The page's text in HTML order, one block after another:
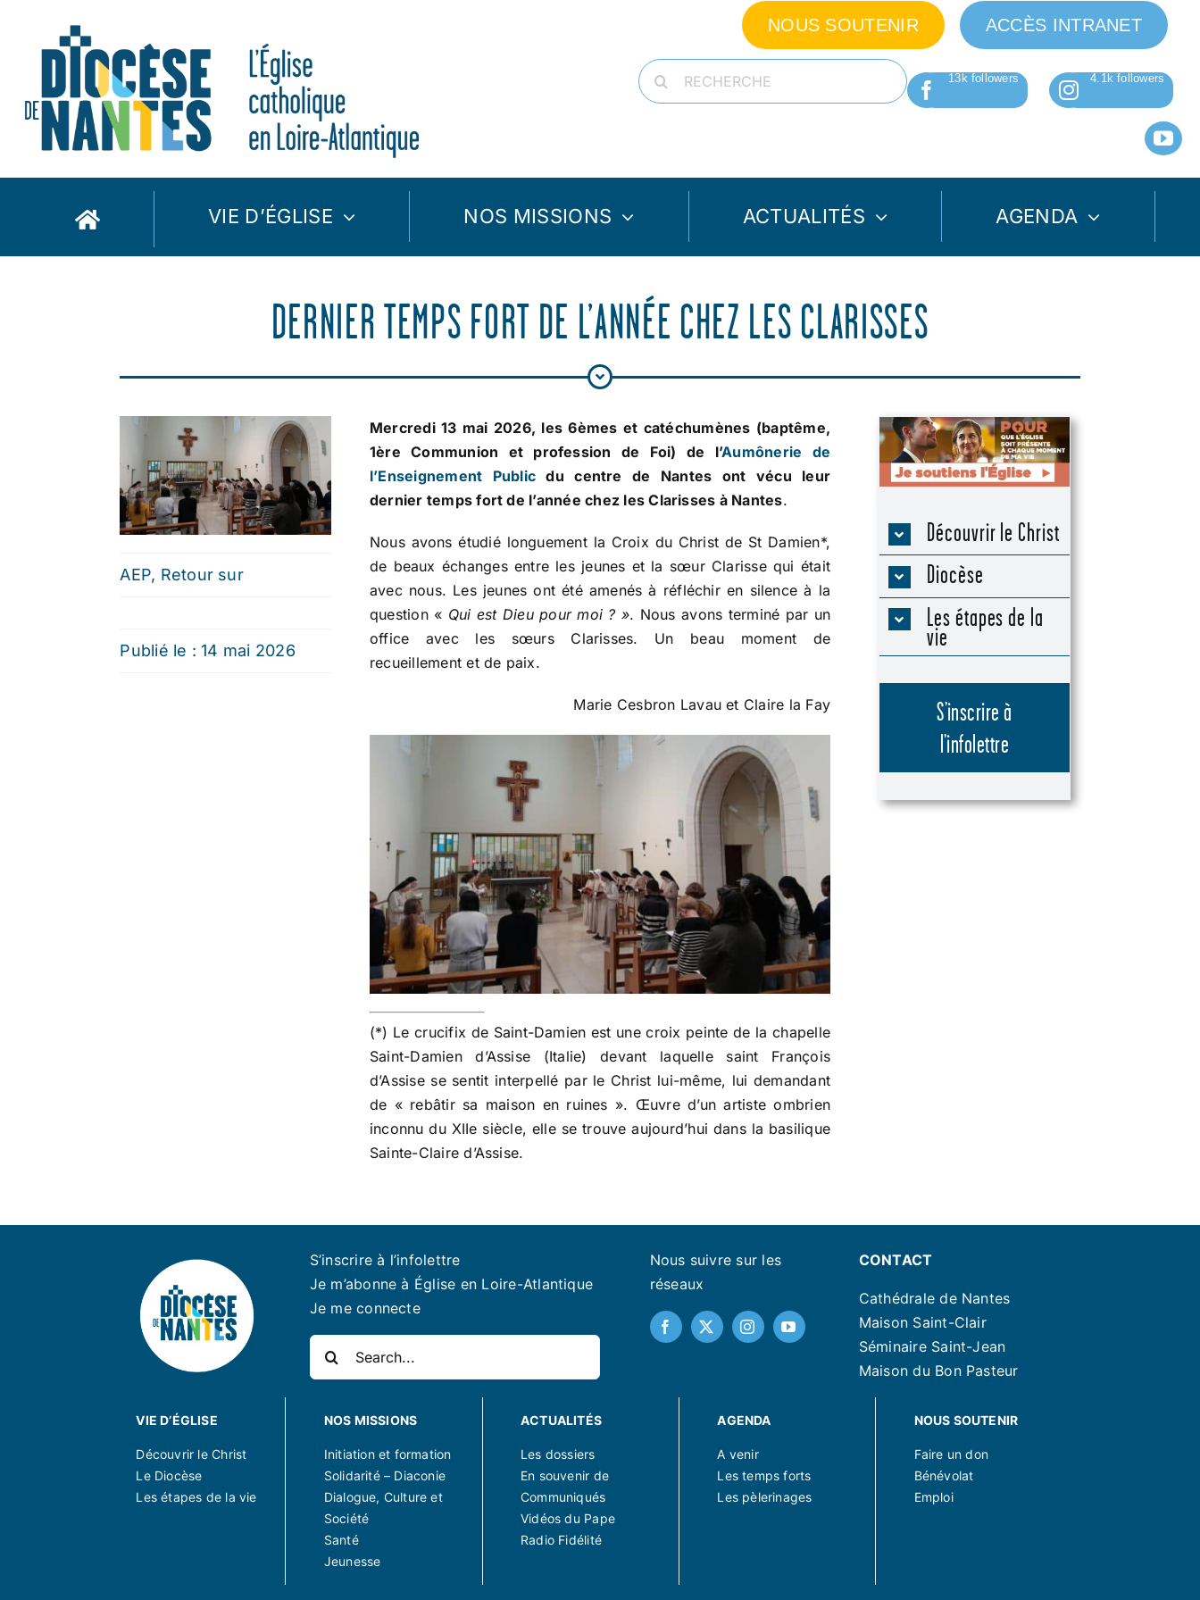
contenu
NOUS SOUTENIR ACCÈS INTRANET
Rechercher:
VIE D’ÉGLISE NOS MISSIONS ACTUALITÉS AGENDA
DERNIER TEMPS FORT DE L’ANNÉE CHEZ LES CLARISSES
AEP, Retour sur
Publié le : 14 mai 2026
Mercredi 13 mai 2026, les 6èmes et catéchumènes (baptême,
1ère Communion et profession de Foi) de l’Aumônerie de
l’Enseignement Public du centre de Nantes ont vécu leur
dernier temps fort de l’année chez les Clarisses à Nantes.
Nous avons étudié longuement la Croix du Christ de St Damien*,
de beaux échanges entre les jeunes et la sœur Clarisse qui était
avec nous. Les jeunes ont été amenés à réfléchir en silence à la
question « Qui est Dieu pour moi ? ». Nous avons terminé par un
office avec les sœurs Clarisses. Un beau moment de
recueillement et de paix.
Marie Cesbron Lavau et Claire la Fay
(*) Le crucifix de Saint-Damien est une croix peinte de la chapelle
Saint-Damien d’Assise (Italie) devant laquelle saint François
d’Assise se sentit interpellé par le Christ lui-même, lui demandant
de « rebâtir sa maison en ruines ». Œuvre d’un artiste ombrien
inconnu du XIIe siècle, elle se trouve aujourd’hui dans la basilique
Sainte-Claire d’Assise.
Découvrir le Christ
Diocèse
Les étapes de la
vie
S’inscrire à
l’infolettre
S’inscrire à l’infolettre
Je m’abonne à Église en Loire-Atlantique
Je me connecte
Nous suivre sur les
réseaux
CONTACT
Cathédrale de Nantes
Maison Saint-Clair
Séminaire Saint-Jean
Maison du Bon Pasteur
VIE D’ÉGLISE
Découvrir le Christ
Le Diocèse
Les étapes de la vie
NOS MISSIONS
Initiation et formation
Solidarité – Diaconie
Dialogue, Culture et
Société
Santé
Jeunesse
ACTUALITÉS
Les dossiers
En souvenir de
Communiqués
Vidéos du Pape
Radio Fidélité
AGENDA
A venir
Les temps forts
Les pèlerinages
NOUS SOUTENIR
Faire un don
Bénévolat
Emploi